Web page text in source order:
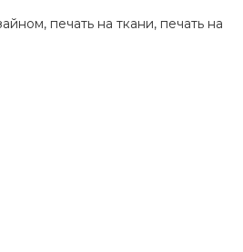
печать на ткани, печать на